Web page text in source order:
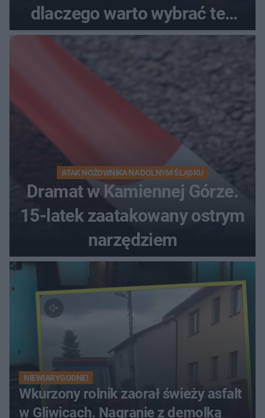
dlaczego warto wybrać ten
kierunek na urlop!
ATAK NOŻOWNIKA NA DOLNYM ŚLĄSKU
Dramat w Kamiennej Górze.
15-latek zaatakowany ostrym
narzędziem
NIEWIARYGODNE!
Wkurzony rolnik zaorał świeży asfalt
w Gliwicach. Nagranie z demolką